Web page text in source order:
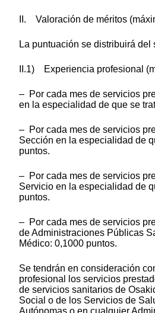
II. Valoración de méritos
La puntuación se distribuirá del
II.1) Experiencia profesional
– Por cada mes de servicios
en la especialidad de que se
– Por cada mes de servicios
Sección en la especialidad de
puntos.
– Por cada mes de servicios
Servicio en la especialidad de
puntos.
– Por cada mes de servicios
de Administraciones Públicas
Médico: 0,1000 puntos.
Se tendrán en consideración
profesional los servicios
de servicios sanitarios de
Social o de los Servicios de
Autónomas o en cualquier